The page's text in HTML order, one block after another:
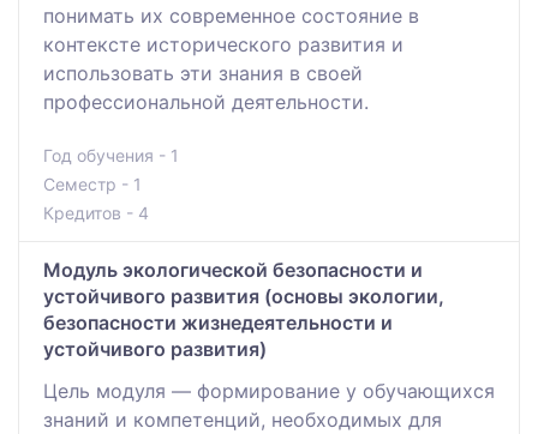
понимать их современное состояние в
контексте исторического развития и
использовать эти знания в своей
профессиональной деятельности.
Год обучения - 1
Семестр - 1
Кредитов - 4
Модуль экологической безопасности и
устойчивого развития (основы экологии,
безопасности жизнедеятельности и
устойчивого развития)
Цель модуля — формирование у обучающихся
знаний и компетенций, необходимых для